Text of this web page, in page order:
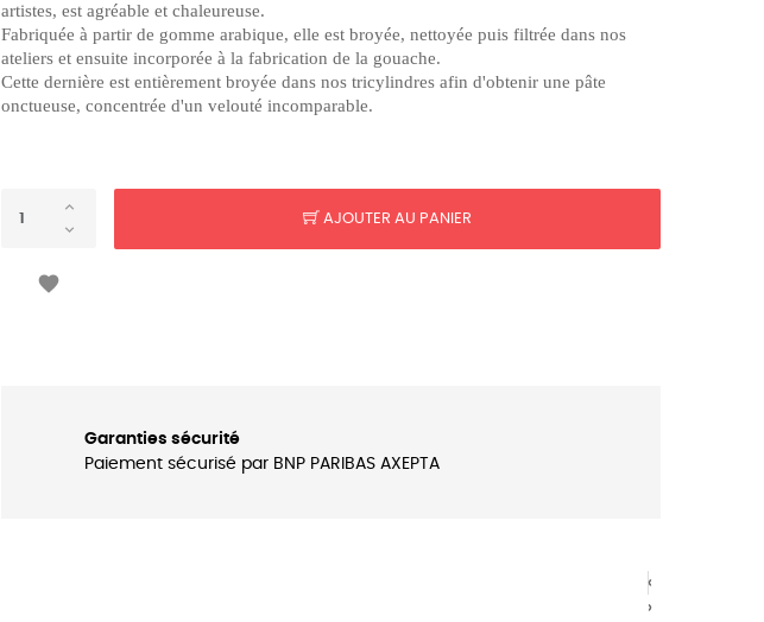
artistes, est agréable et chaleureuse.
Fabriquée à partir de gomme arabique, elle est broyée, nettoyée puis filtrée dans nos
ateliers et ensuite incorporée à la fabrication de la gouache.
Cette dernière est entièrement broyée dans nos tricylindres afin d'obtenir une pâte
onctueuse, concentrée d'un velouté incomparable.
AJOUTER AU PANIER

Garanties sécurité
Paiement sécurisé par BNP PARIBAS AXEPTA
‹
›
‹
›